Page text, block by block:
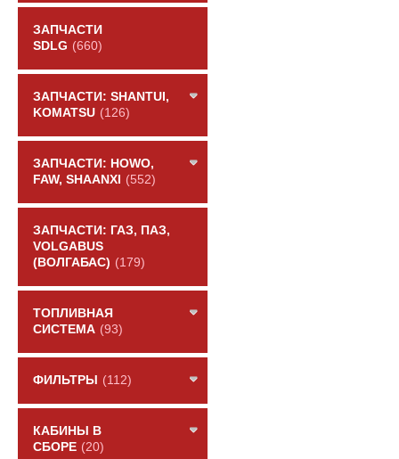
ЗАПЧАСТИ
SDLG (660)
ЗАПЧАСТИ: SHANTUI,
KOMATSU (126)
ЗАПЧАСТИ: HOWO,
FAW, SHAANXI
(552)
ЗАПЧАСТИ: ГАЗ, ПАЗ,
VOLGABUS
(ВОЛГАБАС) (179)
ТОПЛИВНАЯ
СИСТЕМА (93)
ФИЛЬТРЫ (112)
КАБИНЫ В
СБОРЕ (20)